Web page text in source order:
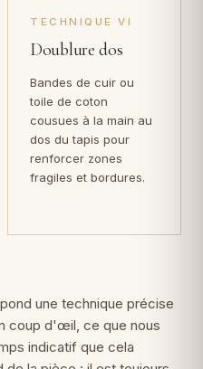
TECHNIQUE VI
Doublure dos
Bandes de cuir ou
toile de coton
cousues à la main au
dos du tapis pour
renforcer zones
fragiles et bordures.
une technique précise
coup d'œil, ce que nous
indicatif que cela